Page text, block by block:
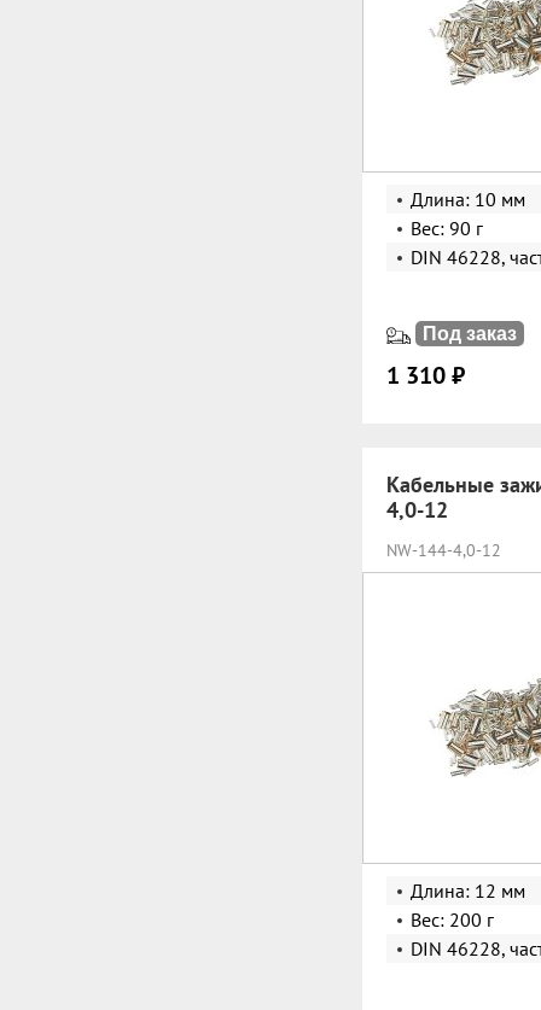
Длина: 10 мм
Вес: 90 г
DIN 46228,
Под заказ
1 310 ₽
Кабельные
4,0-12
NW-144-4,0-12
Длина: 12 мм
Вес: 200 г
DIN 46228,